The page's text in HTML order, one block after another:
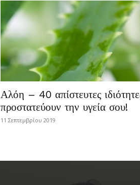
Secret
Αλόη – 40 απίστευτες
προστατεύουν την υγεία σου!
11 Σεπτεμβρίου 2019